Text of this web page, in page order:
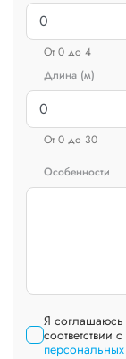
От 0 до 4
Длина (м)
От 0 до 30
Особенности
Я соглашаюсь
соответствии